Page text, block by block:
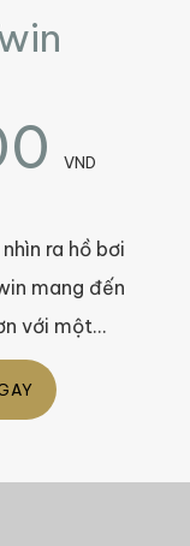
VND
ra hồ bơi
mang đến
với một…